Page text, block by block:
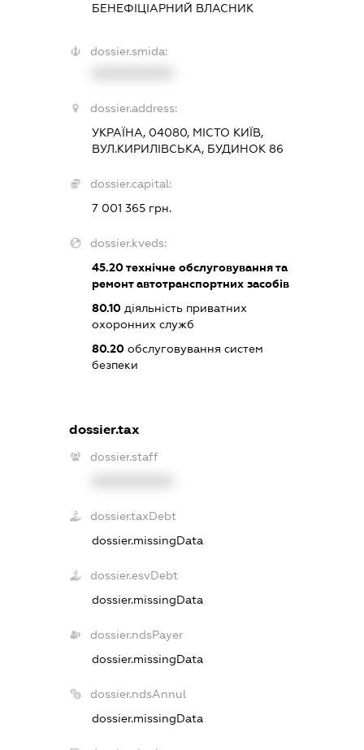
БЕНЕФІЦІАРНИЙ ВЛАСНИК
dossier.smida:
dossier.address:
УКРАЇНА, 04080, МІСТО КИЇВ,
ВУЛ.КИРИЛІВСЬКА, БУДИНОК 86
dossier.capital:
7 001 365 грн.
dossier.kveds:
45.20технічне обслуговування та
ремонт автотранспортних засобів
80.10діяльність приватних
охоронних служб
80.20обслуговування систем
безпеки
dossier.tax
dossier.staff
dossier.taxDebt
dossier.missingData
dossier.esvDebt
dossier.missingData
dossier.ndsPayer
dossier.missingData
dossier.ndsAnnul
dossier.missingData